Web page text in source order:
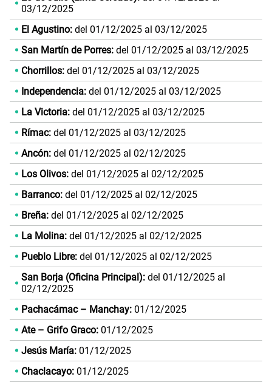
03/12/2025
El Agustino:del 01/12/2025 al 03/12/2025
San Martín de Porres: del 01/12/2025 al 03/12/2025
Chorrillos: del 01/12/2025 al 03/12/2025
Independencia:del 01/12/2025 al 03/12/2025
La Victoria:del 01/12/2025 al 03/12/2025
Rímac:del 01/12/2025 al 03/12/2025
Ancón: del 01/12/2025 al 02/12/2025
Los Olivos:del 01/12/2025 al 02/12/2025
Barranco:del 01/12/2025 al 02/12/2025
Breña:del 01/12/2025 al 02/12/2025
La Molina:del 01/12/2025 al 02/12/2025
Pueblo Libre:del 01/12/2025 al 02/12/2025
San Borja (Oficina Principal):del 01/12/2025 al
02/12/2025
Pachacámac – Manchay:01/12/2025
Ate – Grifo Graco:01/12/2025
Jesús María: 01/12/2025
Chaclacayo: 01/12/2025